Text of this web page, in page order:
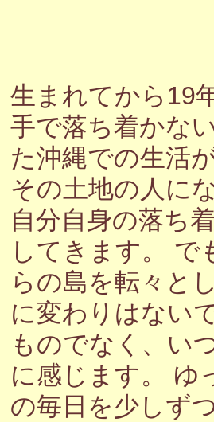
生まれてから19
手で落ち着かな
た沖縄での生活
その土地の人に
自分自身の落ち
してきます。 で
らの島を転々と
に変わりはない
ものでなく、い
に感じます。 ゆ
の毎日を少しず